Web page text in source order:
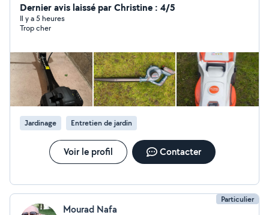
entretien général et petits travaux de bricolage.
Intervention rapide, travail soigné et matériel
professionnel. Mon objectif : vous laisser un extérieur
Dernier avis laissé par Christine : 4/5
Il y a 5 heures
Trop cher
Jardinage Entretien de jardin
Voir le profil Contacter
Particulier
Mourad Nafa